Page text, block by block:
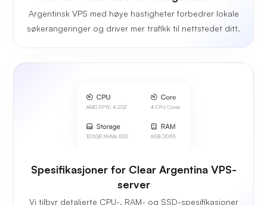
Argentinsk VPS med høye hastigheter forbedrer lokale
søkerangeringer og driver mer trafikk til nettstedet ditt.
Spesifikasjoner for Clear Argentina VPS-
server
Vi tilbyr detaljerte CPU-, RAM- og SSD-spesifikasjoner